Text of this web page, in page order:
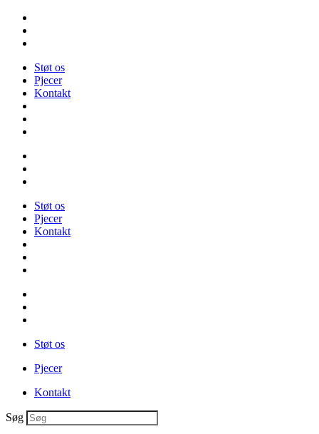
Videre
indhold
Støt os
Pjecer
Kontakt
Støt os
Pjecer
Kontakt
Støt os
Pjecer
Kontakt
Søg